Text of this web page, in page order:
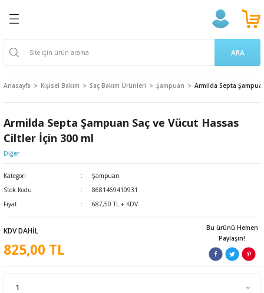
Takviyeleri
& Propolis
Ürünleri
Ve Temizlik
ARA
Anasayfa Kişisel Bakım Saç Bakım Ürünleri Şampuan Armilda Septa
Armilda Septa Şampuan Saç ve Vücut Hassas
Ciltler İçin 300 ml
Diğer
Kategori
Şampuan
Stok Kodu
8681469410931
Fiyat
687,50 TL + KDV
KDV DAHİL
825,00 TL
Bu ürünü Hemen
Paylaşın!